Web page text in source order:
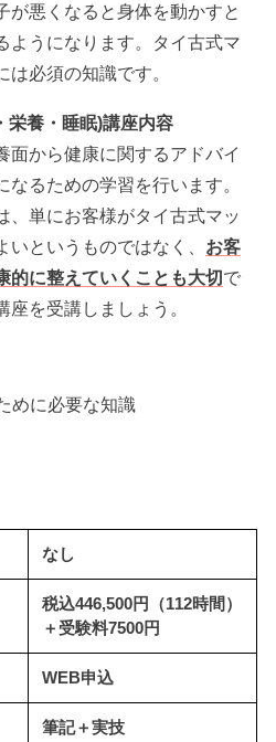
が悪くなると身体を動かすと
ようになります。タイ古式マ
必須の知識です。
栄養・睡眠)講座内容
面から健康に関するアドバイ
るための学習を行います。
、単にお客様がタイ古式マッ
というものではなく、 お客
的に整えていくことも大切で
を受講しましょう。
めに必要な知識
なし
税込446,500円（112時間）
＋受験料7500円
WEB申込
筆記＋実技